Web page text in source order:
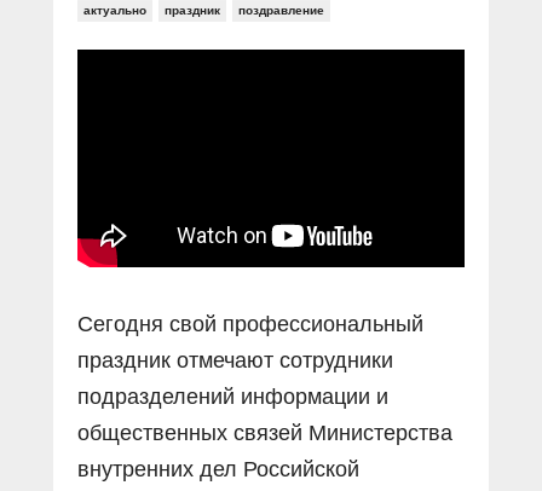
Социальные ролики
Документальные фильмы
Прямой разговор
актуально праздник поздравление
Сегодня свой профессиональный
праздник отмечают сотрудники
подразделений информации и
общественных связей Министерства
внутренних дел Российской